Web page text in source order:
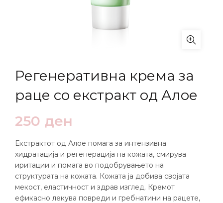
Регенеративна крема за
раце со екстракт од Алое
250 ден
Екстрактот од Алое помага за интензивна
хидратација и регенерација на кожата, смирува
иритации и помага во подобрувањето на
структурата на кожата. Кожата ја добива својата
мекост, еластичност и здрав изглед. Кремот
ефикасно лекува повреди и гребнатини на рацете,